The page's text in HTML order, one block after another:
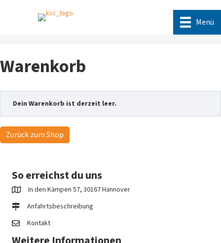
Menü
Warenkorb
Dein Warenkorb ist derzeit leer.
Zurück zum Shop
So erreichst du uns
In den Kämpen 57, 30167 Hannover
Anfahrtsbeschreibung
Kontakt